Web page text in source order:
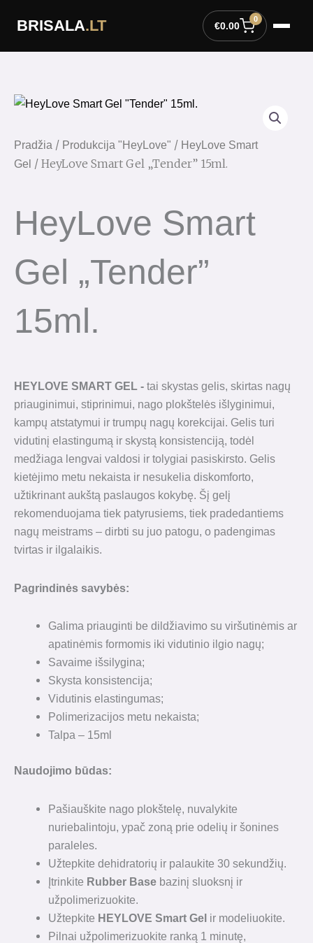
BRISALA.LT €0.00
0
Pradžia / Produkcija "HeyLove" / HeyLove Smart
Gel / HeyLove Smart Gel „Tender” 15ml.
HeyLove Smart
Gel „Tender”
15ml.
HEYLOVE SMART GEL - tai skystas gelis, skirtas nagų
priauginimui, stiprinimui, nago plokštelės išlyginimui,
kampų atstatymui ir trumpų nagų korekcijai. Gelis turi
vidutinį elastingumą ir skystą konsistenciją, todėl
medžiaga lengvai valdosi ir tolygiai pasiskirsto. Gelis
kietėjimo metu nekaista ir nesukelia diskomforto,
užtikrinant aukštą paslaugos kokybę. Šį gelį
rekomenduojama tiek patyrusiems, tiek pradedantiems
nagų meistrams – dirbti su juo patogu, o padengimas
tvirtas ir ilgalaikis.
Pagrindinės savybės:
Galima priauginti be dildžiavimo su viršutinėmis ar
apatinėmis formomis iki vidutinio ilgio nagų;
Savaime išsilygina;
Skysta konsistencija;
Vidutinis elastingumas;
Polimerizacijos metu nekaista;
Talpa – 15ml
Naudojimo būdas:
Pašiauškite nago plokštelę, nuvalykite
nuriebalintoju, ypač zoną prie odelių ir šonines
paraleles.
Užtepkite dehidratorių ir palaukite 30 sekundžių.
Įtrinkite Rubber Base bazinį sluoksnį ir
užpolimerizuokite.
Užtepkite HEYLOVE Smart Gel ir modeliuokite.
Pilnai užpolimerizuokite ranką 1 minutę,